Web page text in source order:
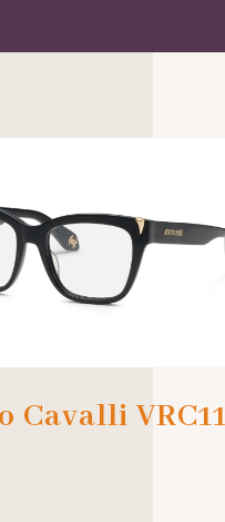
Cavalli